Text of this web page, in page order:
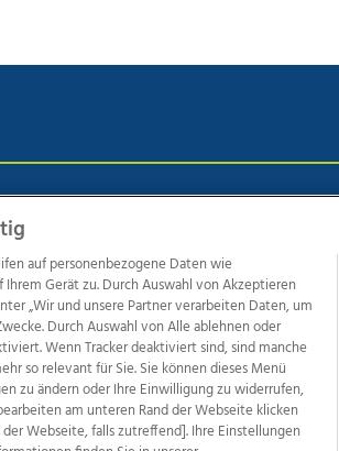
Weitere Angebote des
Ischler Woche Life Radio OÖNachrichten
Regionaljobs
auf personenbezogene Daten wie
Gerät zu. Durch Auswahl von Akzeptieren
„Wir und unsere Partner verarbeiten Daten, um
Durch Auswahl von Alle ablehnen oder
Wenn Tracker deaktiviert sind, sind manche
so relevant für Sie. Sie können dieses Menü
zu ändern oder Ihre Einwilligung zu widerrufen,
am unteren Rand der Webseite klicken
Webseite, falls zutreffend]. Ihre Einstellungen